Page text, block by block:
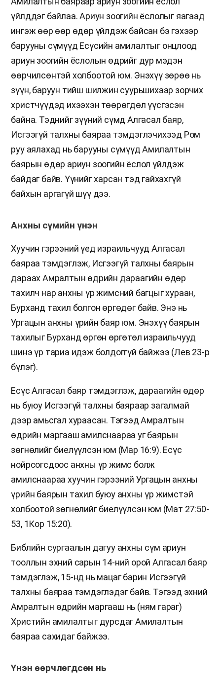
үйлддэг байлаа. Ариун зоогийн ёслолыг яагаад
ингэж өөр өөр өдөр үйлдэж байсан бэ гэхээр
барууны сүмүүд Есүсийн амилалтыг онцлоод
ариун зоогийн ёслолын өдрийг дур мэдэн
өөрчилсөнтэй холбоотой юм. Энэхүү зөрөө нь
зүүн, баруун тийш шилжин суурьшихаар зорчих
христчүүдэд ихээхэн төөрөгдөл үүсгэсэн
байна. Тэднийг зүүний сүмд Алгасал баяр,
Исгээгүй талхны баяраа тэмдэглэчихээд Ром
руу аялахад нь барууны сүмүүд Амилалтын
баярын өдөр ариун зоогийн ёслол үйлдэж
байдаг байв. Үүнийг харсан тэд гайхахгүй
байхын аргагүй шүү дээ.
Анхны сүмийн үнэн
Хуучин гэрээний үед израильчууд Алгасал
баяраа тэмдэглэж, Исгээгүй талхны баярын
дараах Амралтын өдрийн дараагийн өдөр
тахилч нар анхны үр жимсний багцыг хураан,
Бурханд тахил болгон өргөдөг байв. Энэ нь
Ургацын анхны үрийн баяр юм. Энэхүү баярын
тахилыг Бурханд өргөн өргөтөл израильчууд
шинэ үр тариа идэж болдоггүй байжээ (Лев 23-р
бүлэг).
Есүс Алгасал баяр тэмдэглэж, дараагийн өдөр
нь буюу Исгээгүй талхны баяраар загалмай
дээр амьсгал хураасан. Тэгээд Амралтын
өдрийн маргааш амилснаараа уг баярын
зөгнөлийг биелүүлсэн юм (Мар 16:9). Есүс
нойрсогсдоос анхны үр жимс болж
амилснаараа хуучин гэрээний Ургацын анхны
үрийн баярын тахил буюу анхны үр жимстэй
холбоотой зөгнөлийг биелүүлсэн юм (Мат 27:50-
53, 1Кор 15:20).
Библийн сургаалын дагуу анхны сүм ариун
тооллын эхний сарын 14-ний орой Алгасал баяр
тэмдэглэж, 15-нд нь мацаг барин Исгээгүй
талхны баяраа тэмдэглэдэг байв. Тэгээд эхний
Амралтын өдрийн маргааш нь (ням гараг)
Христийн амилалтыг дурсдаг Амилалтын
баяраа сахидаг байжээ.
Үнэн өөрчлөгдсөн нь